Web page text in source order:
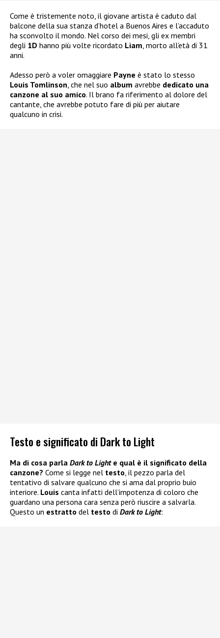
Come è tristemente noto, il giovane artista è caduto dal
balcone della sua stanza d’hotel a Buenos Aires e l’accaduto
ha sconvolto il mondo. Nel corso dei mesi, gli ex membri
degli 1D hanno più volte ricordato Liam, morto all’età di 31
anni.
Adesso però a voler omaggiare Payne è stato lo stesso
Louis Tomlinson, che nel suo album avrebbe dedicato una
canzone al suo amico. Il brano fa riferimento al dolore del
cantante, che avrebbe potuto fare di più per aiutare
qualcuno in crisi.
Testo e significato di Dark to Light
Ma di cosa parla Dark to Lighte qual è il significato della
canzone? Come si legge nel testo , il pezzo parla del
tentativo di salvare qualcuno che si ama dal proprio buio
interiore. Louis canta infatti dell’impotenza di coloro che
guardano una persona cara senza però riuscire a salvarla.
Questo un estratto del testo di Dark to Light: